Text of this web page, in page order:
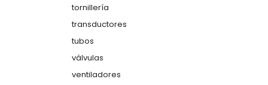
tornillería
transductores
tubos
válvulas
ventiladores